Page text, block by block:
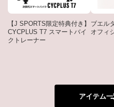
【J SPORTS限定特典付き】
CYCPLUS T7 スマートバイ
クトレーナー
ブエル
オフィ
アイテム